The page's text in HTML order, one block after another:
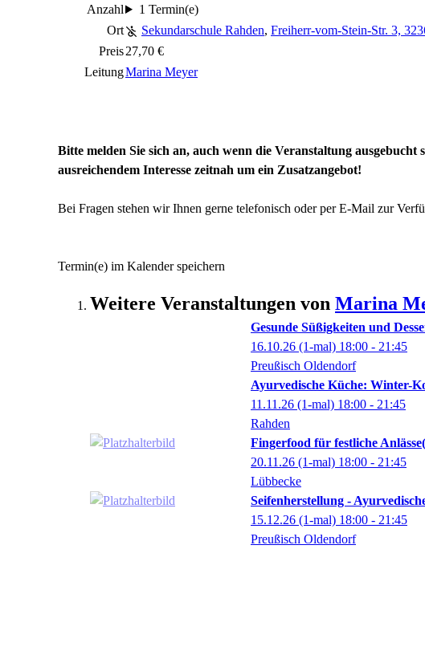
Anzahl
1 Termin(e)
Ort
Sekundarschule Rahden, Freiherr-vom-Stein-Str. 3,
Preis27,70 €
LeitungMarina Meyer
Bitte melden Sie sich an, auch wenn die Veranstaltung
ausreichendem Interesse zeitnah um ein Zusatzangebot!
Bei Fragen stehen wir Ihnen gerne telefonisch oder per E-Mail zur
Termin(e) im Kalender speichern
Weitere Veranstaltungen von Marina
Gesunde Süßigkeiten und
16.10.26 (1-mal) 18:00 - 21:45
Preußisch Oldendorf
Ayurvedische Küche: Winter-
11.11.26 (1-mal) 18:00 - 21:45
Rahden
Fingerfood für festliche Anlässe
20.11.26 (1-mal) 18:00 - 21:45
Lübbecke
Seifenherstellung -
15.12.26 (1-mal) 18:00 - 21:45
Preußisch Oldendorf